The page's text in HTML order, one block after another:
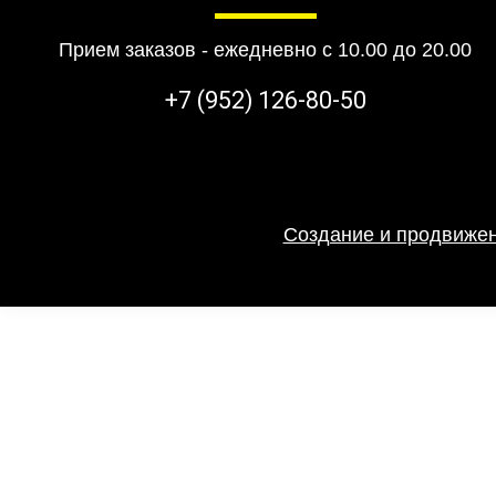
Прием заказов - ежедневно с 10.00 до 20.00
+7 (952) 126-80-50
Создание и